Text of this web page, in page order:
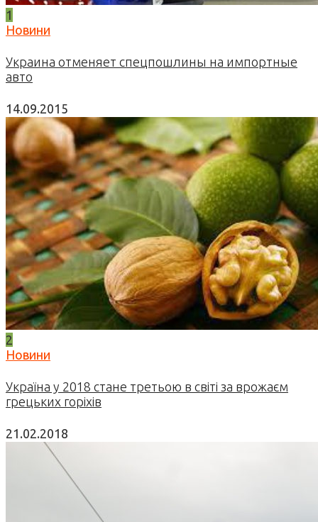
1
Новини
Украина отменяет спецпошлины на импортные
авто
14.09.2015
2
Новини
Україна у 2018 стане третьою в світі за врожаєм
грецьких горіхів
21.02.2018